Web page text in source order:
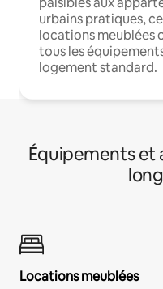
urbains pratiques,
locations meublées
tous les
logement standard.
Équipements et
Locations meublées